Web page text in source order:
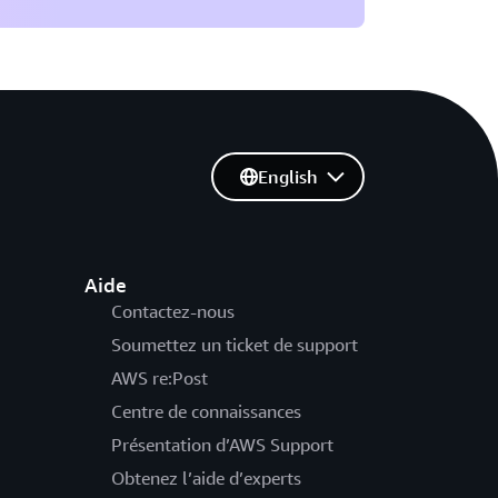
Aide
Contactez-nous
Soumettez un ticket de support
AWS re:Post
Centre de connaissances
Présentation d’AWS Support
Obtenez l’aide d’experts
English